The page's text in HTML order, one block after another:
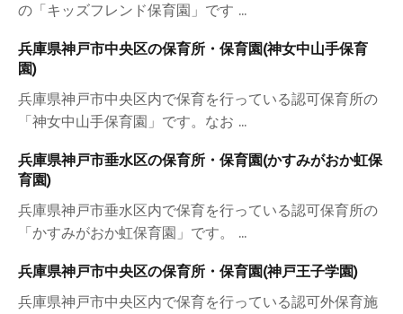
の「キッズフレンド保育園」です ...
兵庫県神戸市中央区の保育所・保育園(神女中山手保育
園)
兵庫県神戸市中央区内で保育を行っている認可保育所の
「神女中山手保育園」です。なお ...
兵庫県神戸市垂水区の保育所・保育園(かすみがおか虹保
育園)
兵庫県神戸市垂水区内で保育を行っている認可保育所の
「かすみがおか虹保育園」です。 ...
兵庫県神戸市中央区の保育所・保育園(神戸王子学園)
兵庫県神戸市中央区内で保育を行っている認可外保育施